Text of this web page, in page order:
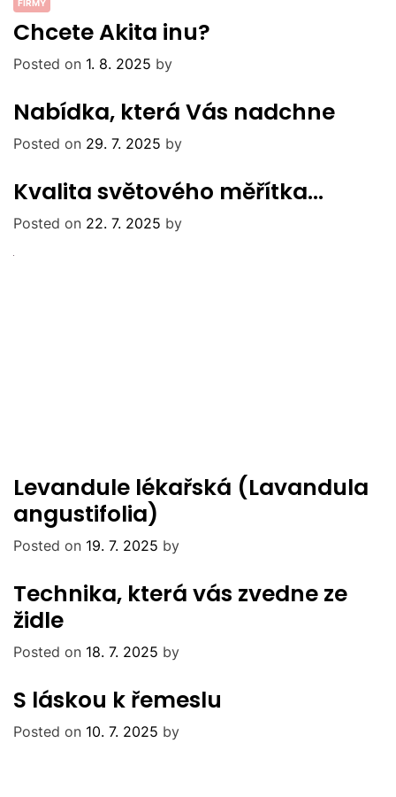
FIRMY
Chcete Akita inu?
Posted on 1. 8. 2025 by
Nabídka, která Vás nadchne
Posted on 29. 7. 2025 by
Kvalita světového měřítka…
Posted on 22. 7. 2025 by
Levandule lékařská (Lavandula
angustifolia)
Posted on 19. 7. 2025 by
Technika, která vás zvedne ze
židle
Posted on 18. 7. 2025 by
S láskou k řemeslu
Posted on 10. 7. 2025 by